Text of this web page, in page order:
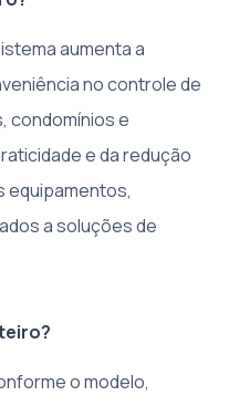
aumenta a
no controle de
condomínios e
e da redução
equipamentos,
a soluções de
o modelo,